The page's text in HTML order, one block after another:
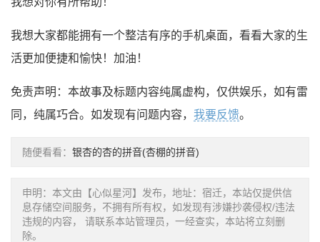
我想大家都能拥有一个整洁有序的手机桌面，看看大家的生
活更加便捷和愉快！加油！
免责声明：本故事及标题内容纯属虚构，仅供娱乐，如有雷
同，纯属巧合。如发现有问题内容， 我要反馈。
随便看看： 银杏的杏的拼音(杏棚的拼音)
申明：本文由【心似星河】发布，地址：宿迁，本站仅提供信
息存储空间服务，不拥有所有权，如发现有涉嫌抄袭侵权/违法
违规的内容， 请联系本站管理员，一经查实，本站将立刻删
除。